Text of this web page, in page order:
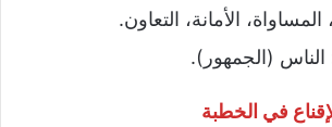
المساواة، الأمانة، التعاون.
الناس (الجمهور).
في الخطبة